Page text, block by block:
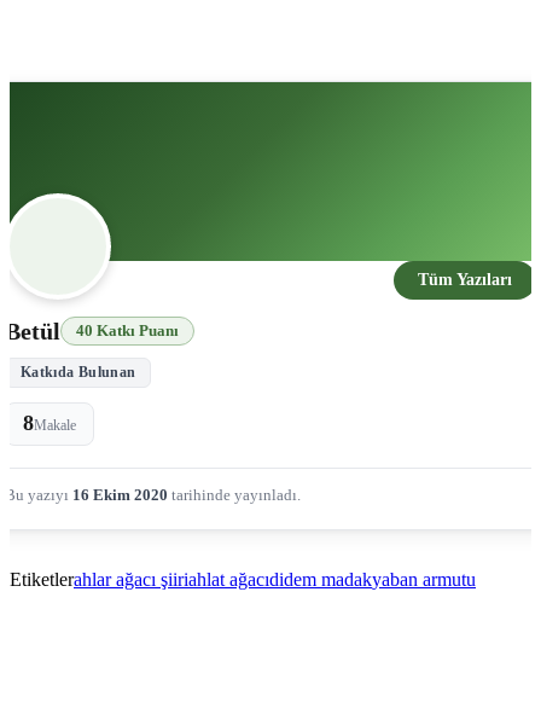
Tüm Yazıları
Betül 40 Katkı Puanı
Katkıda Bulunan
8Makale
Bu yazıyı 16 Ekim 2020 tarihinde yayınladı.
Etiketlerahlar ağacı şiiriahlat ağacıdidem madakyaban armutu